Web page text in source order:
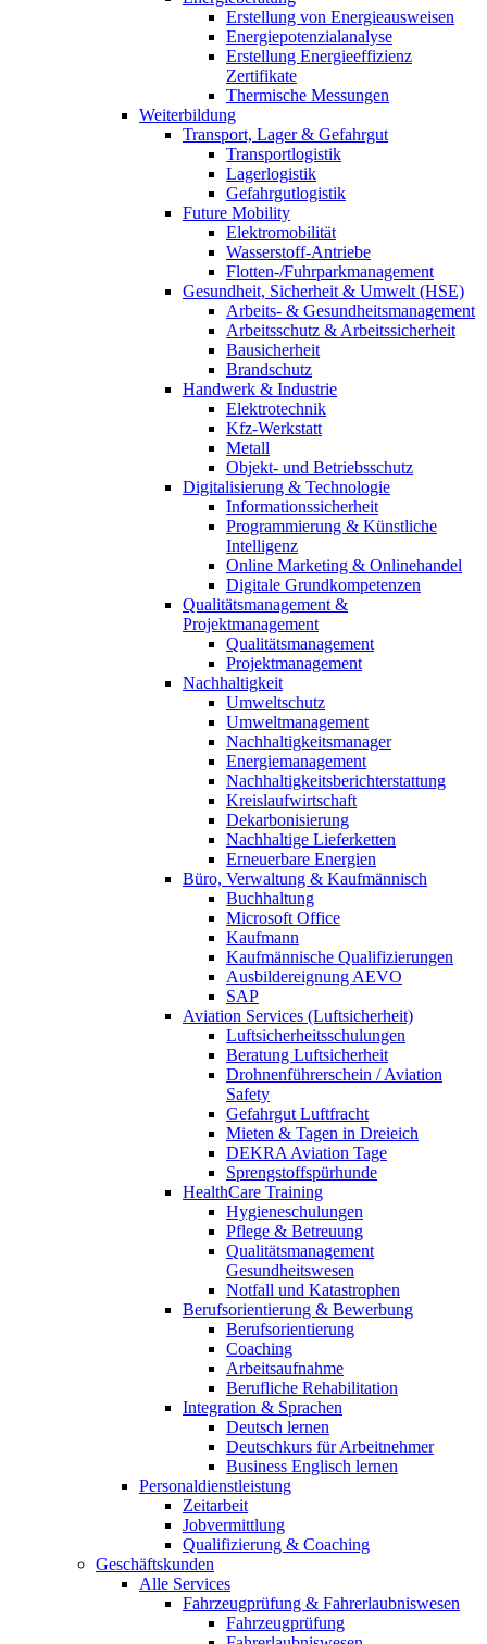
Erstellung von Energieausweisen
Energiepotenzialanalyse
Erstellung Energieeffizienz
Zertifikate
Thermische Messungen
Weiterbildung
Transport, Lager & Gefahrgut
Transportlogistik
Lagerlogistik
Gefahrgutlogistik
Future Mobility
Elektromobilität
Wasserstoff-Antriebe
Flotten-/Fuhrparkmanagement
Gesundheit, Sicherheit & Umwelt (HSE)
Arbeits- & Gesundheitsmanagement
Arbeitsschutz & Arbeitssicherheit
Bausicherheit
Brandschutz
Handwerk & Industrie
Elektrotechnik
Kfz-Werkstatt
Metall
Objekt- und Betriebsschutz
Digitalisierung & Technologie
Informationssicherheit
Programmierung & Künstliche
Intelligenz
Online Marketing & Onlinehandel
Digitale Grundkompetenzen
Qualitätsmanagement &
Projektmanagement
Qualitätsmanagement
Projektmanagement
Nachhaltigkeit
Umweltschutz
Umweltmanagement
Nachhaltigkeitsmanager
Energiemanagement
Nachhaltigkeitsberichterstattung
Kreislaufwirtschaft
Dekarbonisierung
Nachhaltige Lieferketten
Erneuerbare Energien
Büro, Verwaltung & Kaufmännisch
Buchhaltung
Microsoft Office
Kaufmann
Kaufmännische Qualifizierungen
Ausbildereignung AEVO
SAP
Aviation Services (Luftsicherheit)
Luftsicherheitsschulungen
Beratung Luftsicherheit
Drohnenführerschein / Aviation
Safety
Gefahrgut Luftfracht
Mieten & Tagen in Dreieich
DEKRA Aviation Tage
Sprengstoffspürhunde
HealthCare Training
Hygieneschulungen
Pflege & Betreuung
Qualitätsmanagement
Gesundheitswesen
Notfall und Katastrophen
Berufsorientierung & Bewerbung
Berufsorientierung
Coaching
Arbeitsaufnahme
Berufliche Rehabilitation
Integration & Sprachen
Deutsch lernen
Deutschkurs für Arbeitnehmer
Business Englisch lernen
Personaldienstleistung
Zeitarbeit
Jobvermittlung
Qualifizierung & Coaching
Geschäftskunden
Alle Services
Fahrzeugprüfung & Fahrerlaubniswesen
Fahrzeugprüfung